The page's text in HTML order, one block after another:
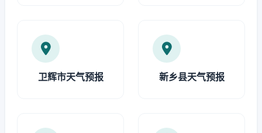
卫辉市天气预报 新乡县天气预报